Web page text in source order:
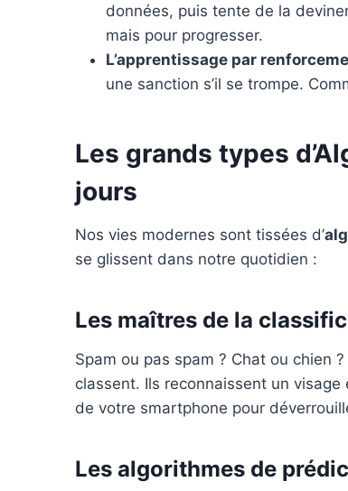
données, puis tente de la
mais pour progresser.
L’apprentissage par
une sanction s’il se trompe.
Les grands types
jours
Nos vies modernes sont tissées d’
se glissent dans notre quotidien :
Les maîtres de la
Spam ou pas spam ? Chat ou chien
classent. Ils reconnaissent un
de votre smartphone pour
Les algorithmes de